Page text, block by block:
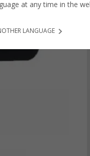
at any time in the
LANGUAGE